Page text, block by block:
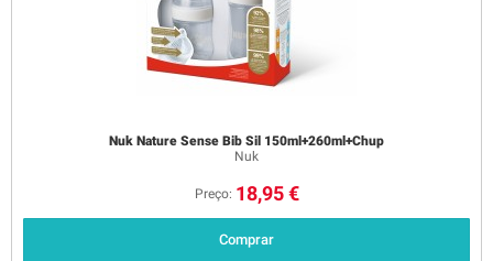
Nuk Nature Sense Bib Sil 150ml+260ml+Chup
Nuk
Preço: 18,95 €
Comprar